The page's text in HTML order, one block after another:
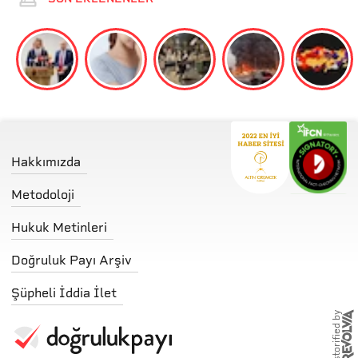
Hakkımızda
Metodoloji
Hukuk Metinleri
Doğruluk Payı Arşiv
Şüpheli İddia İlet
storified by